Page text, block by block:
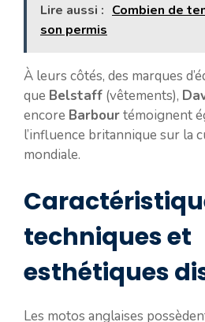
Lire aussi : Combien de
son permis
À leurs côtés, des marques
que Belstaff (vêtements),
encore Barbourtémoignent
l’influence britannique sur la
mondiale.
techniques et
esthétiques
Les motos anglaises